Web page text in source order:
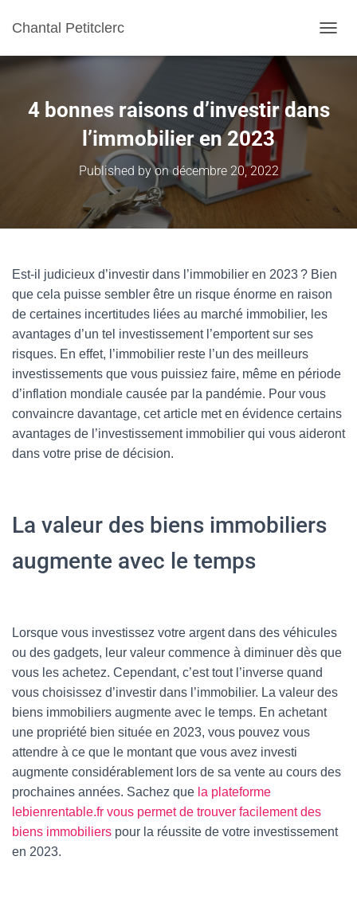
Chantal Petitclerc
4 bonnes raisons d’investir dans
l’immobilier en 2023
Published byondécembre 20, 2022
Est-il judicieux d’investir dans l’immobilier en 2023 ? Bien
que cela puisse sembler être un risque énorme en raison
de certaines incertitudes liées au marché immobilier, les
avantages d’un tel investissement l’emportent sur ses
risques. En effet, l’immobilier reste l’un des meilleurs
investissements que vous puissiez faire, même en période
d’inflation mondiale causée par la pandémie. Pour vous
convaincre davantage, cet article met en évidence certains
avantages de l’investissement immobilier qui vous aideront
dans votre prise de décision.
La valeur des biens immobiliers
augmente avec le temps
Lorsque vous investissez votre argent dans des véhicules
ou des gadgets, leur valeur commence à diminuer dès que
vous les achetez. Cependant, c’est tout l’inverse quand
vous choisissez d’investir dans l’immobilier. La valeur des
biens immobiliers augmente avec le temps. En achetant
une propriété bien située en 2023, vous pouvez vous
attendre à ce que le montant que vous avez investi
augmente considérablement lors de sa vente au cours des
prochaines années. Sachez que la plateforme
lebienrentable.fr vous permet de trouver facilement des
biens immobiliers pour la réussite de votre investissement
en 2023.